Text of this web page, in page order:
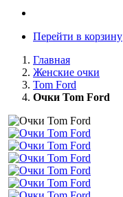
Перейти в корзину
Главная
Женские очки
Tom Ford
Очки Tom Ford